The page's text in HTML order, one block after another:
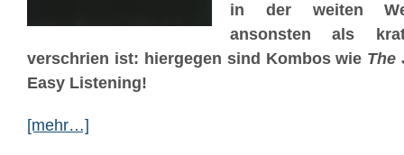
in der weiten
ansonsten als
verschrien ist: hiergegen sind Kombos wie The
Easy Listening!
[mehr…]